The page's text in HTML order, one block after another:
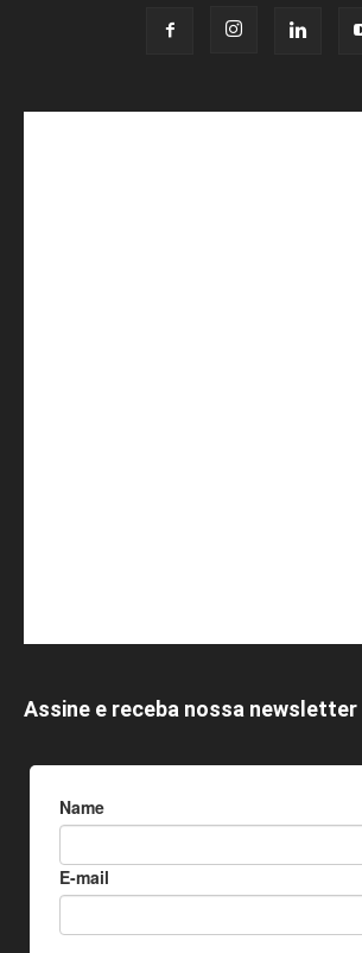
Assine e receba nossa newsletter